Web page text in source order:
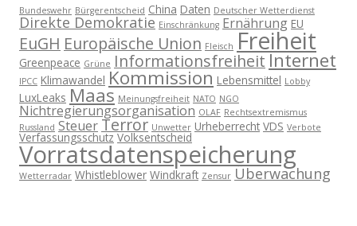
Bundeswehr Bürgerentscheid China Daten Deutscher Wetterdienst
Direkte Demokratie Einschränkung Ernährung EU
EuGH Europäische Union Fleisch Freiheit
Greenpeace Grüne InformationsfreiheitInternet
IPCC Klimawandel Kommission Lebensmittel Lobby
LuxLeaks Maas Meinungsfreiheit NATO NGO
Nichtregierungsorganisation OLAF Rechtsextremismus
Russland SteuerTerror Unwetter Urheberrecht VDS Verbote
Verfassungsschutz Volksentscheid
Vorratsdatenspeicherung
Wetterradar Whistleblower Windkraft Zensur Überwachung